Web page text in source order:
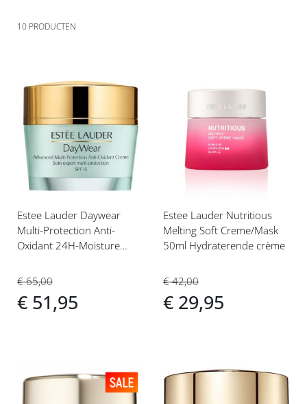
10 PRODUCTEN
toe
verlanglijst
Estee Lauder Daywear
Multi-Protection Anti-
Oxidant 24H-Moisture
50ml Dagcrème
€ 65,00
€ 51,95
toe
aan
verlanglijst
Estee Lauder Nutritious
Melting Soft Creme/Mask
50ml Hydraterende crème
€ 42,00
€ 29,95